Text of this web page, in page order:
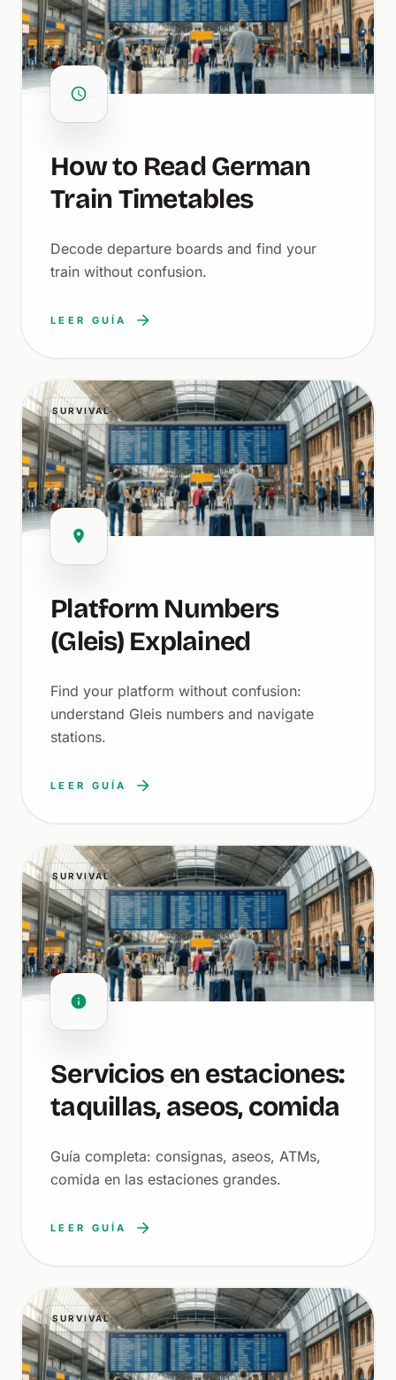
How to Read German
Train Timetables
Decode departure boards and find your
train without confusion.
LEER GUÍA
SURVIVAL
Platform Numbers
(Gleis) Explained
Find your platform without confusion:
understand Gleis numbers and navigate
stations.
LEER GUÍA
SURVIVAL
Servicios en estaciones:
taquillas, aseos, comida
Guía completa: consignas, aseos, ATMs,
comida en las estaciones grandes.
LEER GUÍA
SURVIVAL